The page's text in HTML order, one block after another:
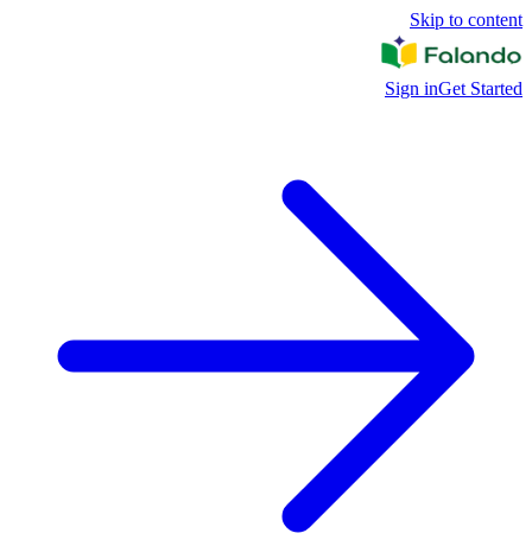
Skip to content
Sign inGet Started